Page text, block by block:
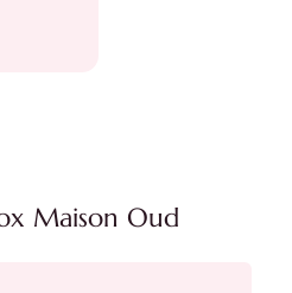
Maison Oud